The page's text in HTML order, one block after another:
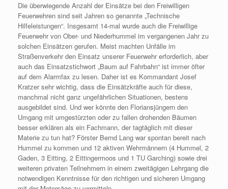
Die überwiegende Anzahl der Einsätze bei den Freiwilligen
Feuerwehren sind seit Jahren so genannte „Technische
Hilfeleistungen“. Insgesamt 14-mal wurde auch die Freiwillige
Feuerwehr von Ober- und Niederhummel im vergangenen Jahr zu
solchen Einsätzen gerufen. Meist machten Unfälle im
Straßenverkehr den Einsatz unserer Feuerwehr erforderlich, aber
auch das Einsatzstichwort „Baum auf Fahrbahn“ ist immer öfter
auf dem Alarmfax zu lesen. Daher ist es Kommandant Josef
Kratzer sehr wichtig, dass die Einsätzkräfte auch für diese,
manchmal nicht ganz ungefährlichen Situationen, bestens
ausgebildet sind. Und wer könnte den Floriansjüngern den
Umgang mit umgestürzten oder zu fallen drohenden Bäumen
besser erklären als ein Fachmann, der tagtäglich mit dieser
Materie zu tun hat? Förster Bernd Lang war spontan bereit nach
Hummel zu kommen und 12 aktiven Wehrmännern (4 Hummel, 2
Gaden, 3 Eitting, 2 Eittingermoos und 1 TU Garching) sowie drei
weiteren privaten Teilnehmern in einem zweitägigen Lehrgang die
notwendigen Kenntnisse für den richtigen und sicheren Umgang